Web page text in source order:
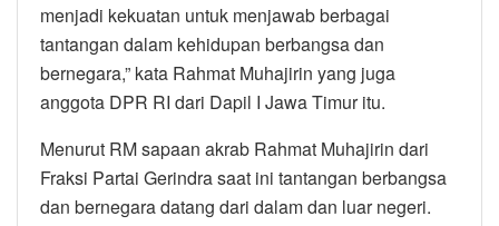
menjadi kekuatan untuk menjawab berbagai
tantangan dalam kehidupan berbangsa dan
bernegara,” kata Rahmat Muhajirin yang juga
anggota DPR RI dari Dapil I Jawa Timur itu.
Menurut RM sapaan akrab Rahmat Muhajirin dari
Fraksi Partai Gerindra saat ini tantangan berbangsa
dan bernegara datang dari dalam dan luar negeri.